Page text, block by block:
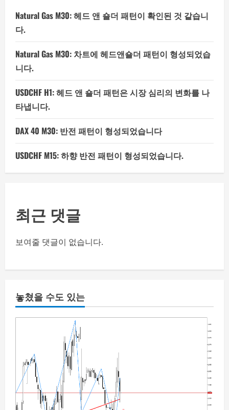
Natural Gas M30: 헤드 앤 숄더 패턴이 확인된 것 같습니
다.
Natural Gas M30: 차트에 헤드앤숄더 패턴이 형성되었습
니다.
USDCHF H1: 헤드 앤 숄더 패턴은 시장 심리의 변화를 나
타냅니다.
DAX 40 M30: 반전 패턴이 형성되었습니다
USDCHF M15: 하향 반전 패턴이 형성되었습니다.
최근 댓글
보여줄 댓글이 없습니다.
놓쳤을 수도 있는